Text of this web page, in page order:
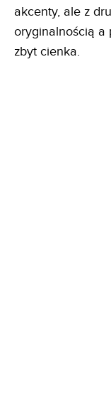
akcenty, ale z
oryginalnością a
zbyt cienka.